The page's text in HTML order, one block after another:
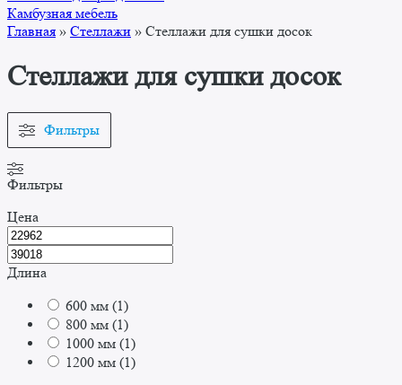
Камбузная мебель
Главная » Стеллажи » Стеллажи для сушки досок
Стеллажи для сушки досок
Фильтры
Фильтры
Цена
Длина
600 мм (1)
800 мм (1)
1000 мм (1)
1200 мм (1)